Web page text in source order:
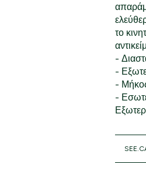
το
-
-
-
-